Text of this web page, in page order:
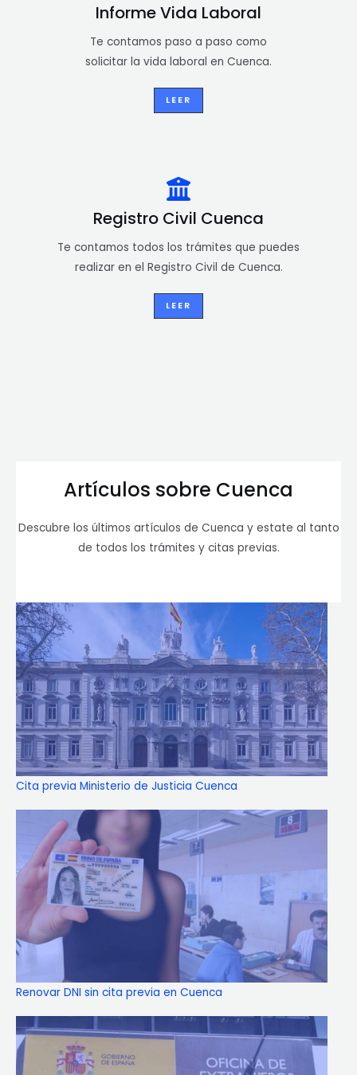
Informe Vida Laboral
Te contamos paso a paso como
solicitar la vida laboral en Cuenca.
LEER
Registro Civil Cuenca
Te contamos todos los trámites que puedes
realizar en el Registro Civil de Cuenca.
LEER
Artículos sobre Cuenca
Descubre los últimos artículos de Cuenca y estate al tanto
de todos los trámites y citas previas.
Cita previa Ministerio de Justicia Cuenca
Renovar DNI sin cita previa en Cuenca